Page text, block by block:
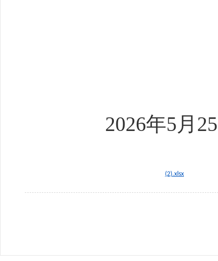
2026年5月 25
(2).xlsx